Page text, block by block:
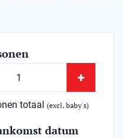
+
totaal(excl. baby's)
datum